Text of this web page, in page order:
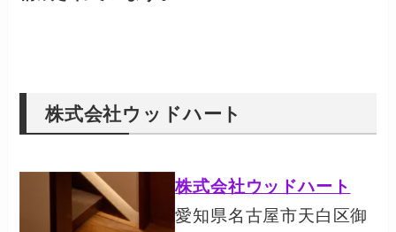
株式会社ウッドハート
株式会社ウッドハート
愛知県名古屋市天白区御